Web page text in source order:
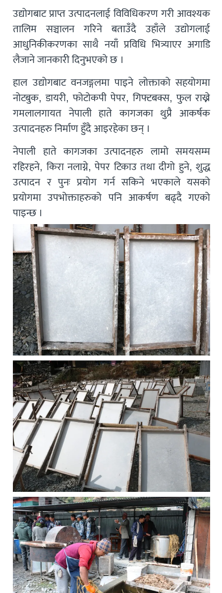
उद्योगबाट प्राप्त उत्पादनलाई विविधिकरण गरी आवश्यक
तालिम सञ्चालन गरिने बताउँदै उहाँले उद्योगलाई
आधुनिकीकरणका साथै नयाँ प्रविधि भित्र्याएर अगाडि
लैजाने जानकारी दिनुभएको छ ।
हाल उद्योगबाट वनजङ्गलमा पाइने लोक्ताको सहयोगमा
नोटबुक, डायरी, फोटोकपी पेपर, गिफ्टबक्स, फुल राख्ने
गमलालगायत नेपाली हाते कागजका थुप्रै आकर्षक
उत्पादनहरु निर्माण हुँदै आइरहेका छन् ।
नेपाली हाते कागजका उत्पादनहरु लामो समयसम्म
रहिरहने, किरा नलाग्ने, पेपर टिकाउ तथा दीगो हुने, शुद्ध
उत्पादन र पुनः प्रयोग गर्न सकिने भएकाले यसको
प्रयोगमा उपभोक्ताहरुको पनि आकर्षण बढ्दै गएको
पाइन्छ ।